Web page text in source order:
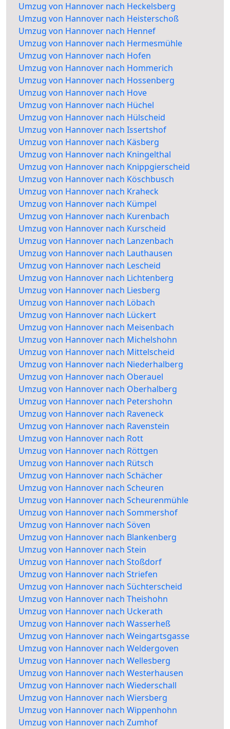
Umzug von Hannover nach Heckelsberg
Umzug von Hannover nach Heisterschoß
Umzug von Hannover nach Hennef
Umzug von Hannover nach Hermesmühle
Umzug von Hannover nach Hofen
Umzug von Hannover nach Hommerich
Umzug von Hannover nach Hossenberg
Umzug von Hannover nach Hove
Umzug von Hannover nach Hüchel
Umzug von Hannover nach Hülscheid
Umzug von Hannover nach Issertshof
Umzug von Hannover nach Käsberg
Umzug von Hannover nach Kningelthal
Umzug von Hannover nach Knippgierscheid
Umzug von Hannover nach Köschbusch
Umzug von Hannover nach Kraheck
Umzug von Hannover nach Kümpel
Umzug von Hannover nach Kurenbach
Umzug von Hannover nach Kurscheid
Umzug von Hannover nach Lanzenbach
Umzug von Hannover nach Lauthausen
Umzug von Hannover nach Lescheid
Umzug von Hannover nach Lichtenberg
Umzug von Hannover nach Liesberg
Umzug von Hannover nach Löbach
Umzug von Hannover nach Lückert
Umzug von Hannover nach Meisenbach
Umzug von Hannover nach Michelshohn
Umzug von Hannover nach Mittelscheid
Umzug von Hannover nach Niederhalberg
Umzug von Hannover nach Oberauel
Umzug von Hannover nach Oberhalberg
Umzug von Hannover nach Petershohn
Umzug von Hannover nach Raveneck
Umzug von Hannover nach Ravenstein
Umzug von Hannover nach Rott
Umzug von Hannover nach Röttgen
Umzug von Hannover nach Rütsch
Umzug von Hannover nach Schächer
Umzug von Hannover nach Scheuren
Umzug von Hannover nach Scheurenmühle
Umzug von Hannover nach Sommershof
Umzug von Hannover nach Söven
Umzug von Hannover nach Blankenberg
Umzug von Hannover nach Stein
Umzug von Hannover nach Stoßdorf
Umzug von Hannover nach Striefen
Umzug von Hannover nach Süchterscheid
Umzug von Hannover nach Theishohn
Umzug von Hannover nach Uckerath
Umzug von Hannover nach Wasserheß
Umzug von Hannover nach Weingartsgasse
Umzug von Hannover nach Weldergoven
Umzug von Hannover nach Wellesberg
Umzug von Hannover nach Westerhausen
Umzug von Hannover nach Wiederschall
Umzug von Hannover nach Wiersberg
Umzug von Hannover nach Wippenhohn
Umzug von Hannover nach Zumhof